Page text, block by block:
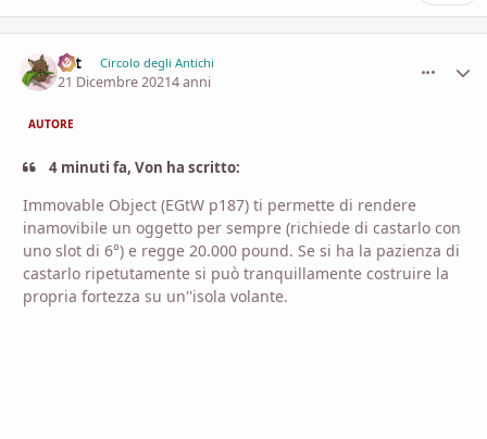
Lyt Circolo degli Antichi
21 Dicembre 20214 anni
AUTORE
4 minuti fa, Von ha scritto:
Immovable Object (EGtW p187) ti permette di rendere
inamovibile un oggetto per sempre (richiede di castarlo con
uno slot di 6°) e regge 20.000 pound. Se si ha la pazienza di
castarlo ripetutamente si può tranquillamente costruire la
propria fortezza su un''isola volante.